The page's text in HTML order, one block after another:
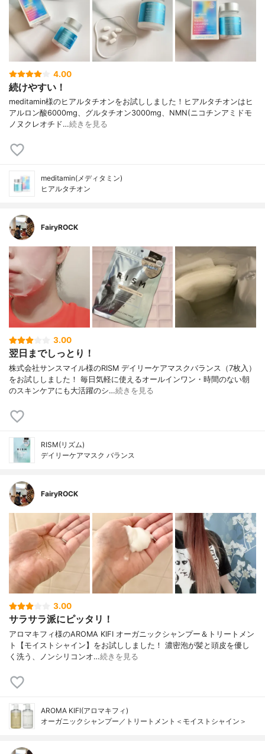
4.00
続けやすい！
meditamin様のヒアルタチオンをお試ししました！ヒアルタチオンはヒ
アルロン酸6000mg、グルタチオン3000mg、NMN(ニコチンアミドモ
ノヌクレオチド…続きを見る
meditamin(メディタミン)
ヒアルタチオン
FairyROCK
3.00
翌日までしっとり！
株式会社サンスマイル様のRISM デイリーケアマスクバランス（7枚入）
をお試ししました！ 毎日気軽に使えるオールインワン・時間のない朝
のスキンケアにも大活躍のシ…続きを見る
RISM(リズム)
デイリーケアマスク バランス
FairyROCK
3.00
サラサラ派にピッタリ！
アロマキフィ様のAROMA KIFI オーガニックシャンプー＆トリートメン
ト【モイストシャイン】をお試ししました！ 濃密泡が髪と頭皮を優し
く洗う、ノンシリコンオ…続きを見る
AROMA KIFI(アロマキフィ)
オーガニックシャンプー／トリートメント＜モイストシャイン＞